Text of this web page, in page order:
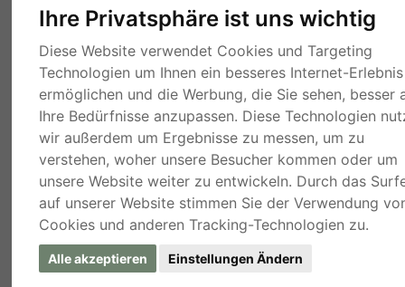
Ihre Privatsphäre ist uns wichtig
Diese Website verwendet Cookies und Targeting
Technologien um Ihnen ein besseres Internet-
ermöglichen und die Werbung, die Sie sehen, besser
Ihre Bedürfnisse anzupassen. Diese Technologien
wir außerdem um Ergebnisse zu messen, um zu
verstehen, woher unsere Besucher kommen oder um
unsere Website weiter zu entwickeln. Durch das
auf unserer Website stimmen Sie der Verwendung
Cookies und anderen Tracking-Technologien zu.
Alle akzeptieren Einstellungen Ändern